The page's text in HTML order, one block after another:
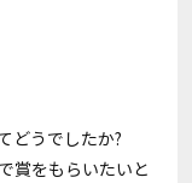
どうでしたか?
賞をもらいたいと